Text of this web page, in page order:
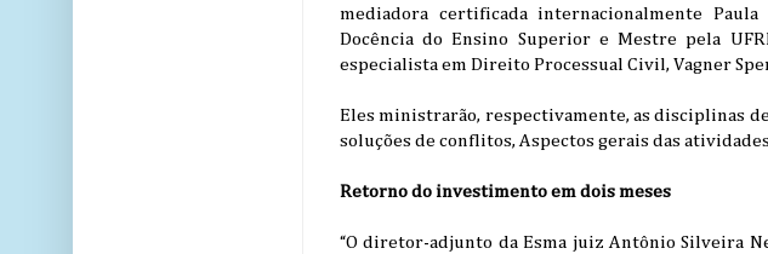
mediadora certificada internacionalmente
Docência do Ensino Superior e Mestre pela
especialista em Direito Processual Civil, Vagner
Eles ministrarão, respectivamente, as disciplinas
soluções de conflitos, Aspectos gerais das
Retorno do investimento em dois meses
“O diretor-adjunto da Esma juiz Antônio Silveira